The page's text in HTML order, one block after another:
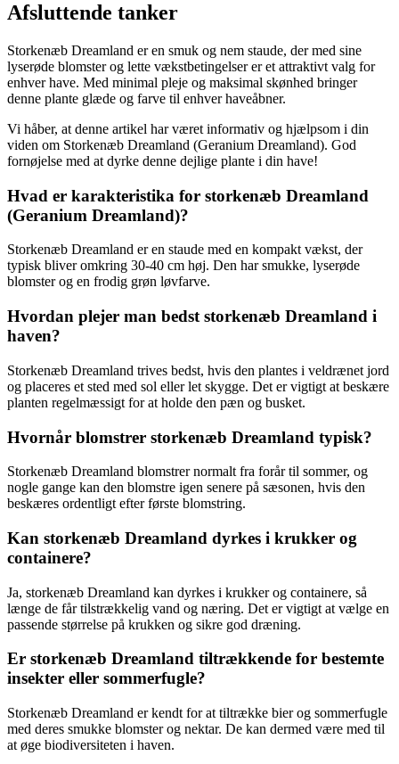
Afsluttende tanker
Storkenæb Dreamland er en smuk og nem staude, der med sine
lyserøde blomster og lette vækstbetingelser er et attraktivt valg for
enhver have. Med minimal pleje og maksimal skønhed bringer
denne plante glæde og farve til enhver haveåbner.
Vi håber, at denne artikel har været informativ og hjælpsom i din
viden om Storkenæb Dreamland (Geranium Dreamland). God
fornøjelse med at dyrke denne dejlige plante i din have!
Hvad er karakteristika for storkenæb Dreamland
(Geranium Dreamland)?
Storkenæb Dreamland er en staude med en kompakt vækst, der
typisk bliver omkring 30-40 cm høj. Den har smukke, lyserøde
blomster og en frodig grøn løvfarve.
Hvordan plejer man bedst storkenæb Dreamland i
haven?
Storkenæb Dreamland trives bedst, hvis den plantes i veldrænet jord
og placeres et sted med sol eller let skygge. Det er vigtigt at beskære
planten regelmæssigt for at holde den pæn og busket.
Hvornår blomstrer storkenæb Dreamland typisk?
Storkenæb Dreamland blomstrer normalt fra forår til sommer, og
nogle gange kan den blomstre igen senere på sæsonen, hvis den
beskæres ordentligt efter første blomstring.
Kan storkenæb Dreamland dyrkes i krukker og
containere?
Ja, storkenæb Dreamland kan dyrkes i krukker og containere, så
længe de får tilstrækkelig vand og næring. Det er vigtigt at vælge en
passende størrelse på krukken og sikre god dræning.
Er storkenæb Dreamland tiltrækkende for bestemte
insekter eller sommerfugle?
Storkenæb Dreamland er kendt for at tiltrække bier og sommerfugle
med deres smukke blomster og nektar. De kan dermed være med til
at øge biodiversiteten i haven.